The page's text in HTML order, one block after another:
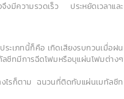
งมีความรวดเร็ว ประหยัดเวลาและ
ะเภทนี้ก็คือ เกิดเสียงรบกวนเมื่อฝน
ทมีการฉีดโฟมหรือบุแผ่นโฟมต่างๆ
ไรก็ตาม ฉนวนที่ติดกับแผ่นเมทัลชีท